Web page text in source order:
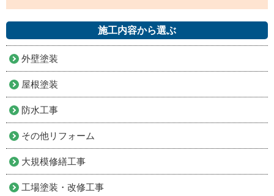
施工内容から選ぶ
外壁塗装
屋根塗装
防水工事
その他リフォーム
大規模修繕工事
工場塗装・改修工事